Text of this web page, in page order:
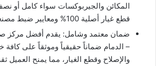
المكائن والجيربوكسات سواء كامل أو
قطع غيار أصلية 100% ومعايير ضبط مصنعية دقيقة.
ضمان معتمد وشامل: يقدم أفضل مركز
– الدمام ضماناً حقيقياً وموثقاً على كافة
والإصلاح وقطع الغيار، مما يمنح العميل